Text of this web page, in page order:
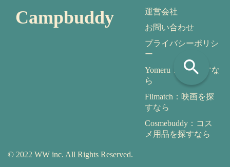
search
Campbuddy
運営会社
お問い合わせ
プライバシーポリシ
ー
Yomeru：本を探すな
ら
Filmatch：映画を探
すなら
Cosmebuddy：コス
メ用品を探すなら
© 2022 WW inc. All Rights Reserved.